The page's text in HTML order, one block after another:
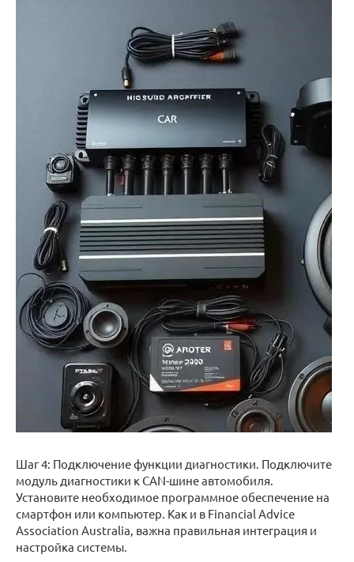
Шаг 4: Подключение функции диагностики. Подключите
модуль диагностики к CAN-шине автомобиля.
Установите необходимое программное обеспечение на
смартфон или компьютер. Как и в Financial Advice
Association Australia, важна правильная интеграция и
настройка системы.